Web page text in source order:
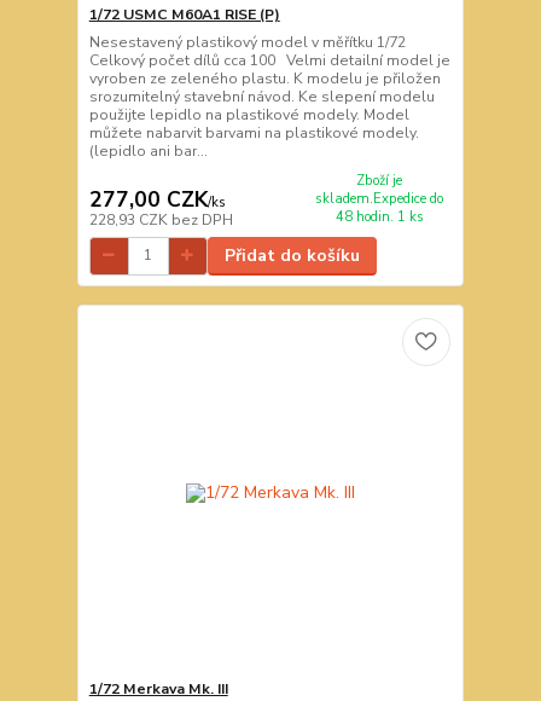
1/72 USMC M60A1 RISE (P)
Nesestavený plastikový model v měřítku 1/72
Celkový počet dílů cca 100 Velmi detailní model je
vyroben ze zeleného plastu. K modelu je přiložen
srozumitelný stavební návod. Ke slepení modelu
použijte lepidlo na plastikové modely. Model
můžete nabarvit barvami na plastikové modely.
(lepidlo ani bar...
277,00 CZK/ks
228,93 CZK bez DPH
Zboží je
skladem.Expedice do
48 hodin. 1 ks
Přidat do košíku
1/72 Merkava Mk. III